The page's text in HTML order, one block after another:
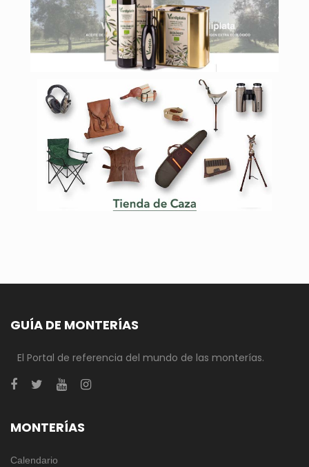
GUÍA DE MONTERÍAS
El Portal de referencia del mundo de las monterías.
MONTERÍAS
Calendario